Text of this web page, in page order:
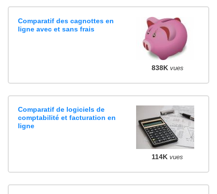
Comparatif des cagnottes en
ligne avec et sans frais
838K vues
Comparatif de logiciels de
comptabilité et facturation en
ligne
114K vues